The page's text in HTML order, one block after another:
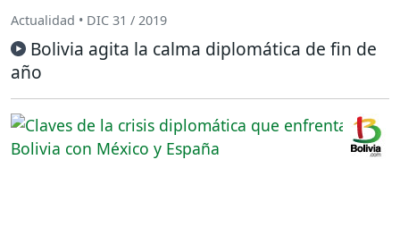
Actualidad • DIC 31 / 2019
Bolivia agita la calma diplomática de fin de
año